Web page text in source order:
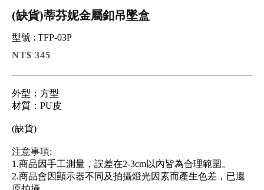
(缺貨)蒂芬妮金屬釦吊墜盒
型號 : TFP-03P
NT$ 345
外型：方型
材質：PU皮
(缺貨)
注意事項:
1.商品因手工測量，誤差在2-3cm以內皆為合理範圍。
2.商品會因顯示器不同及拍攝燈光因素而產生色差，已還